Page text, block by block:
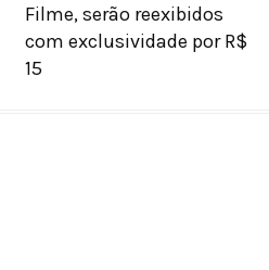
Filme, serão reexibidos
com exclusividade por R$
15